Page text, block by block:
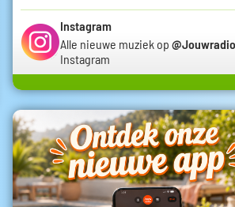
Instagram
Alle nieuwe muziek op @Jouwradio
Instagram